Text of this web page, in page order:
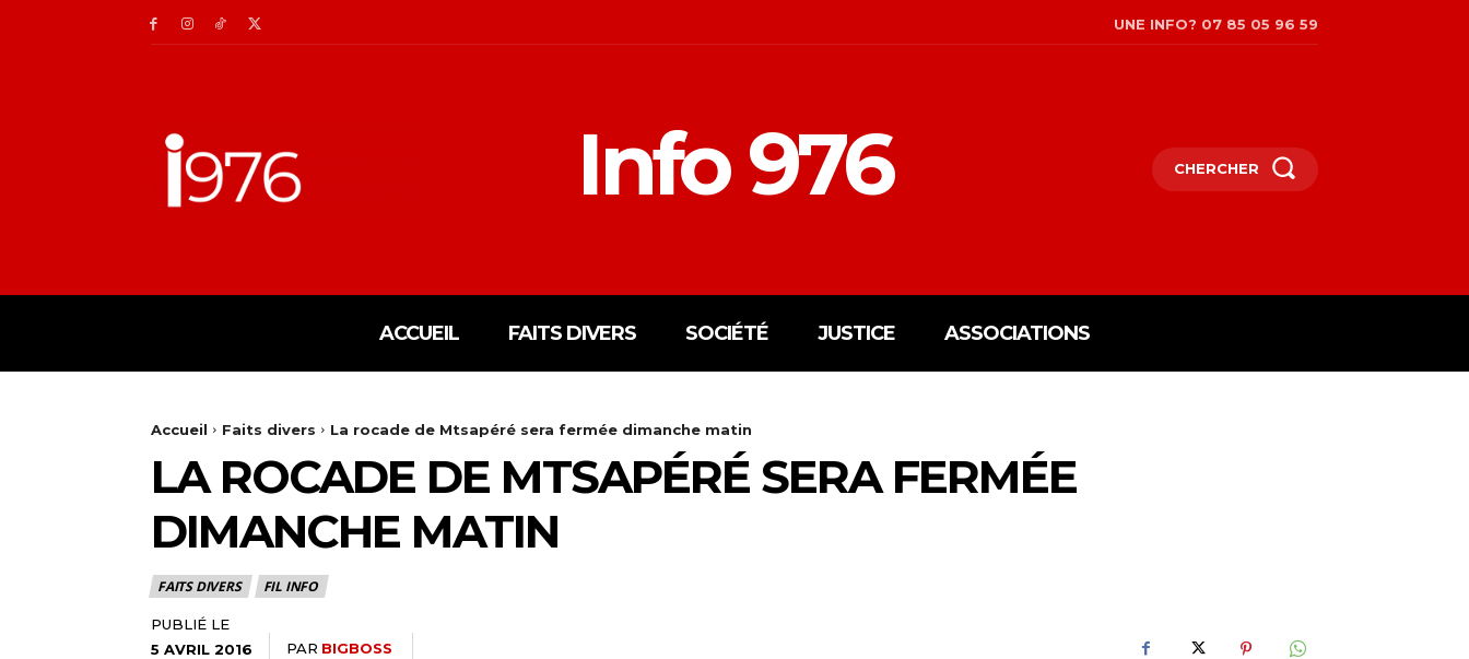
UNE INFO? 07 85 05 96 59
Info 976 CHERCHER
ACCUEIL FAITS DIVERS SOCIÉTÉ JUSTICE ASSOCIATIONS
Accueil Faits divers La rocade de Mtsapéré sera fermée dimanche matin
LA ROCADE DE MTSAPÉRÉ SERA FERMÉE
DIMANCHE MATIN
FAITS DIVERS FIL INFO
PUBLIÉ LE
5 AVRIL 2016
PAR BIGBOSS